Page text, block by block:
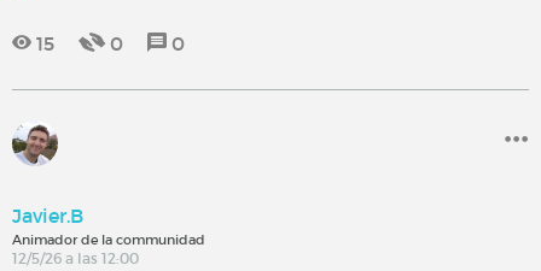
15 0 0
Javier.B
Animador de la communidad
12/5/26 a las 12:00